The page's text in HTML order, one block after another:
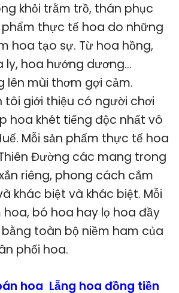
khỏi trằm trồ, thán phục
thực tế hoa do những
hoa tạo sự. Từ hoa hồng,
ly, hoa hướng dương…
lên mùi thơm gợi cảm.
tôi giới thiệu có người chơi
hoa khét tiếng độc nhất vô
Mỗi sản phẩm thực tế hoa
Đường các mang trong
riêng, phong cách cắm
khác biệt và khác biệt. Mỗi
bó hoa hay lọ hoa đầy
toàn bộ niềm ham của
phối hoa.
hoa Lẵng hoa đồng tiền